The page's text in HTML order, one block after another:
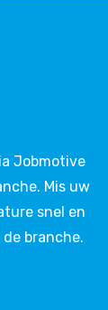
Jobmotive
Mis uw
snel en
branche.